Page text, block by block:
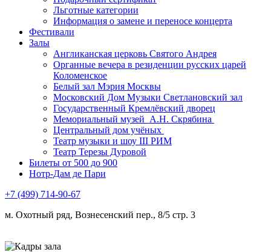
Льготные категории
Информация о замене и переносе концерта
Фестивали
Залы
Англиканская церковь Святого Андрея
Органные вечера в резиденции русских царей
Коломенское
Белый зал Мэрия Москвы
Московский Дом Музыки Светлановский зал
Государственный Кремлёвский дворец
Мемориальный музей А.Н. Скрябина
Центральный дом учёных
Театр музыки и шоу III РИМ
Театр Терезы Дуровой
Билеты от 500 до 900
Нотр-Дам де Пари
+7 (499) 714-90-67
м. Охотный ряд, Вознесенский пер., 8/5 стр. 3